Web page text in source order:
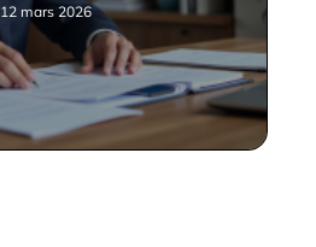
12 mars 2026